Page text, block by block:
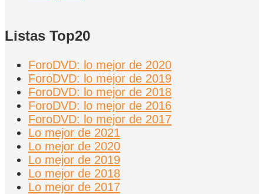
Listas Top20
ForoDVD: lo mejor de 2020
ForoDVD: lo mejor de 2019
ForoDVD: lo mejor de 2018
ForoDVD: lo mejor de 2016
ForoDVD: lo mejor de 2017
Lo mejor de 2021
Lo mejor de 2020
Lo mejor de 2019
Lo mejor de 2018
Lo mejor de 2017